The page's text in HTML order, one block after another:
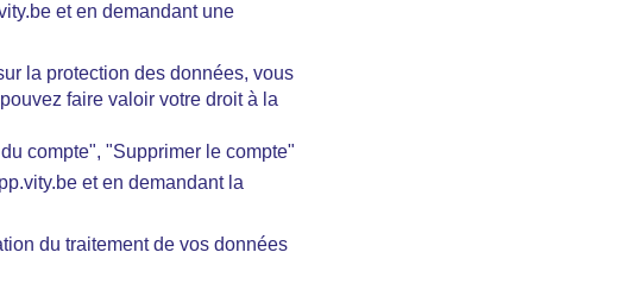
et en demandant une
la protection des données, vous
faire valoir votre droit à la
compte", "Supprimer le compte"
et en demandant la
du traitement de vos données